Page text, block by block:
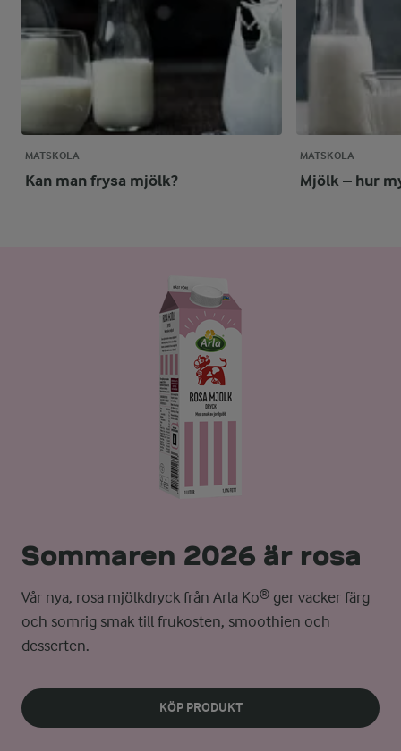
MATSKOLA
Kan man frysa mjölk?
MATSKOLA
Mjölk – hur
Sommaren 2026 är rosa
Vår nya, rosa mjölkdryck från Arla Ko® ger vacker färg
och somrig smak till frukosten, smoothien och
desserten.
KÖP PRODUKT